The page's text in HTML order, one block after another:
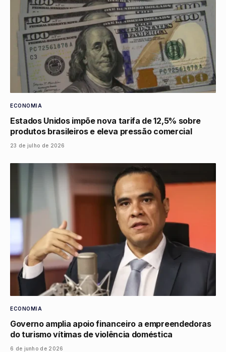
ECONOMIA
Estados Unidos impõe nova tarifa de 12,5% sobre
produtos brasileiros e eleva pressão comercial
23 de julho de 2026
ECONOMIA
Governo amplia apoio financeiro a empreendedoras
do turismo vítimas de violência doméstica
6 de junho de 2026